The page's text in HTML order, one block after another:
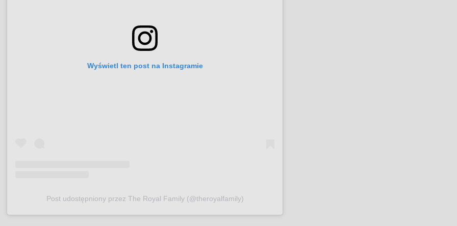
Wyświetl ten post na Instagramie
Post udostępniony przez The Royal Family (@theroyalfamily)